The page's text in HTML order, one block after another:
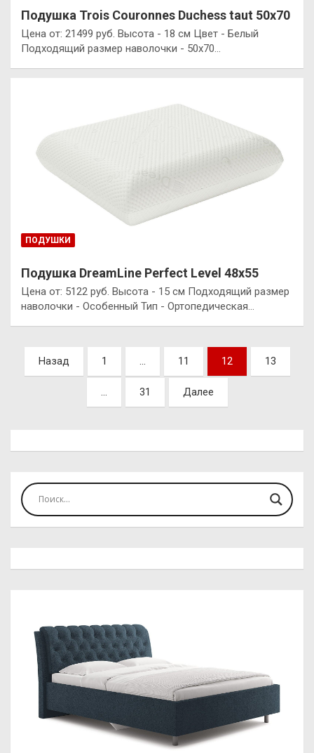
Подушка Trois Couronnes Duchess taut 50х70
Цена от: 21499 руб. Высота - 18 см Цвет - Белый
Подходящий размер наволочки - 50x70…
ПОДУШКИ
Подушка DreamLine Perfect Level 48х55
Цена от: 5122 руб. Высота - 15 см Подходящий размер
наволочки - Особенный Тип - Ортопедическая…
Пагинация
записей
Назад 1 … 11 12 13
… 31 Далее